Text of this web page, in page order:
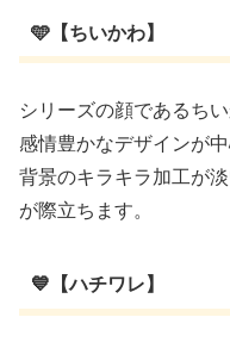
🩵【ちいかわ】
シリーズの顔であるち
感情豊かなデザインが中
背景のキラキラ加工が
が際立ちます。
💙【ハチワレ】